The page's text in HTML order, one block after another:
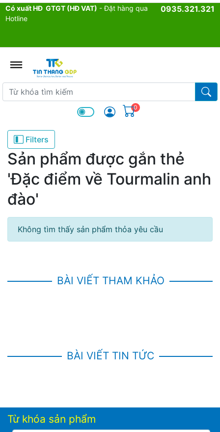
Có xuất HĐ GTGT (HĐ VAT) - Đặt hàng qua
Hotline
0935.321.321
Từ khóa tìm kiếm
Từ
0
Filters
Sản phẩm được gắn thẻ
'Đặc điểm về Tourmalin anh
đào'
Không tìm thấy sản phẩm thỏa yêu cầu
BÀI VIẾT THAM KHẢO
BÀI VIẾT TIN TỨC
Từ khóa sản phẩm